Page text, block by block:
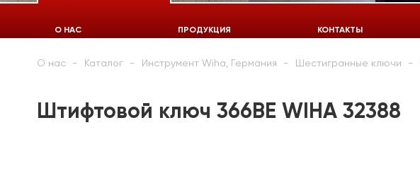
О НАС ПРОДУКЦИЯ КОНТАКТЫ
О нас Каталог Инструмент Wiha, Германия Шестигранные ключи
Штифтовой ключ 366BE WIHA 32388